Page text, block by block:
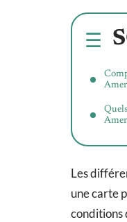
Les
une carte
conditions